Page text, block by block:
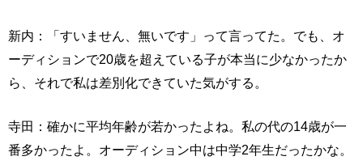
新内：「すいません、無いです」って言ってた。でも、オ
ーディションで20歳を超えている子が本当に少なかったか
ら、それで私は差別化できていた気がする。
寺田：確かに平均年齢が若かったよね。私の代の14歳が一
番多かったよ。オーディション中は中学2年生だったかな。